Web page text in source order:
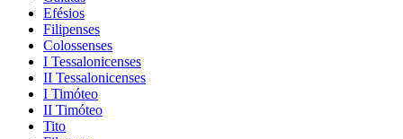
Efésios
Filipenses
Colossenses
I Tessalonicenses
II Tessalonicenses
I Timóteo
II Timóteo
Tito